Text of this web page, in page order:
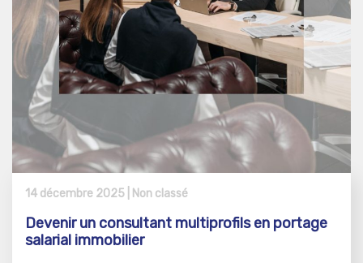
14 décembre 2025 | Non classé
Devenir un consultant multiprofils en portage
salarial immobilier